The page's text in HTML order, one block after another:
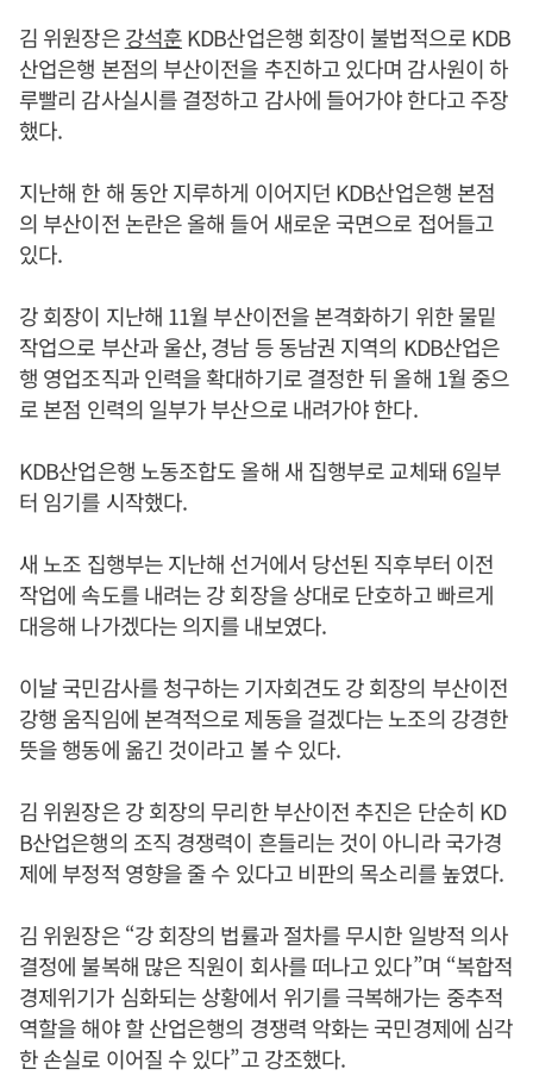
김 위원장은강석훈KDB산업은행 회장이 불법적으로 KDB
산업은행 본점의 부산이전을 추진하고 있다며 감사원이 하
루빨리 감사실시를 결정하고 감사에 들어가야 한다고 주장
했다.
지난해 한 해 동안 지루하게 이어지던 KDB산업은행 본점
의 부산이전 논란은 올해 들어 새로운 국면으로 접어들고
있다.
강 회장이 지난해 11월 부산이전을 본격화하기 위한 물밑
작업으로 부산과 울산, 경남 등 동남권 지역의 KDB산업은
행 영업조직과 인력을 확대하기로 결정한 뒤 올해 1월 중으
로 본점 인력의 일부가 부산으로 내려가야 한다.
KDB산업은행 노동조합도 올해 새 집행부로 교체돼 6일부
터 임기를 시작했다.
새 노조 집행부는 지난해 선거에서 당선된 직후부터 이전
작업에 속도를 내려는 강 회장을 상대로 단호하고 빠르게
대응해 나가겠다는 의지를 내보였다.
이날 국민감사를 청구하는 기자회견도 강 회장의 부산이전
강행 움직임에 본격적으로 제동을 걸겠다는 노조의 강경한
뜻을 행동에 옮긴 것이라고 볼 수 있다.
김 위원장은 강 회장의 무리한 부산이전 추진은 단순히 KD
B산업은행의 조직 경쟁력이 흔들리는 것이 아니라 국가경
제에 부정적 영향을 줄 수 있다고 비판의 목소리를 높였다.
김 위원장은 “강 회장의 법률과 절차를 무시한 일방적 의사
결정에 불복해 많은 직원이 회사를 떠나고 있다”며 “복합적
경제위기가 심화되는 상황에서 위기를 극복해가는 중추적
역할을 해야 할 산업은행의 경쟁력 악화는 국민경제에 심각
한 손실로 이어질 수 있다”고 강조했다.